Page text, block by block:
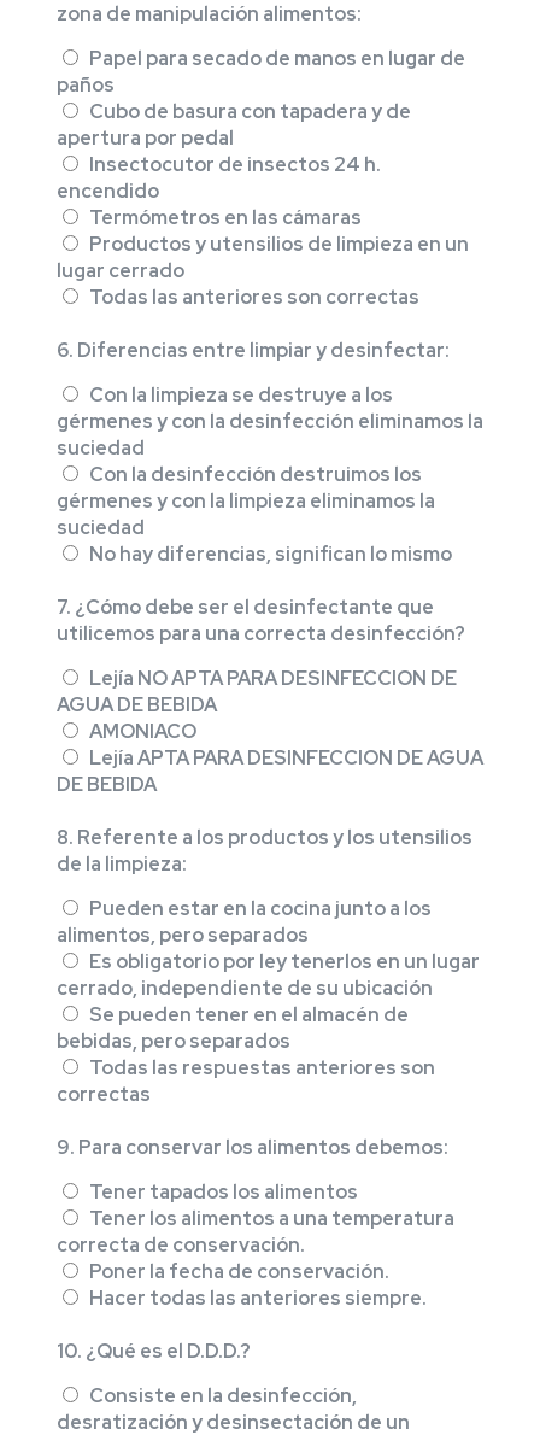
zona de manipulación alimentos:
Papel para secado de manos en lugar de
paños
Cubo de basura con tapadera y de
apertura por pedal
Insectocutor de insectos 24 h.
encendido
Termómetros en las cámaras
Productos y utensilios de limpieza en un
lugar cerrado
Todas las anteriores son correctas
6. Diferencias entre limpiar y desinfectar:
Con la limpieza se destruye a los
gérmenes y con la desinfección eliminamos la
suciedad
Con la desinfección destruimos los
gérmenes y con la limpieza eliminamos la
suciedad
No hay diferencias, significan lo mismo
7. ¿Cómo debe ser el desinfectante que
utilicemos para una correcta desinfección?
Lejía NO APTA PARA DESINFECCION DE
AGUA DE BEBIDA
AMONIACO
Lejía APTA PARA DESINFECCION DE AGUA
DE BEBIDA
8. Referente a los productos y los utensilios
de la limpieza:
Pueden estar en la cocina junto a los
alimentos, pero separados
Es obligatorio por ley tenerlos en un lugar
cerrado, independiente de su ubicación
Se pueden tener en el almacén de
bebidas, pero separados
Todas las respuestas anteriores son
correctas
9. Para conservar los alimentos debemos:
Tener tapados los alimentos
Tener los alimentos a una temperatura
correcta de conservación.
Poner la fecha de conservación.
Hacer todas las anteriores siempre.
10. ¿Qué es el D.D.D.?
Consiste en la desinfección,
desratización y desinsectación de un